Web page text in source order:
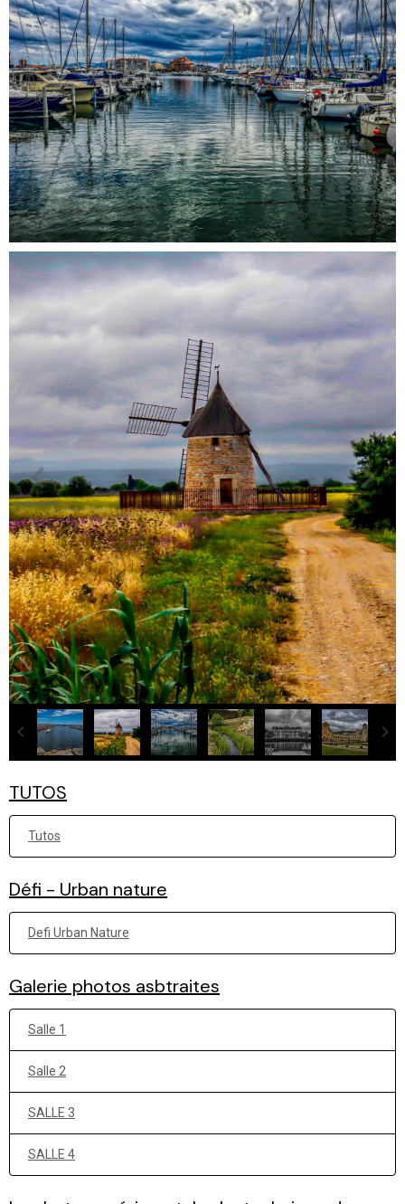
TUTOS
Tutos
Défi - Urban nature
Defi Urban Nature
Galerie photos asbtraites
Salle 1
Salle 2
SALLE 3
SALLE 4